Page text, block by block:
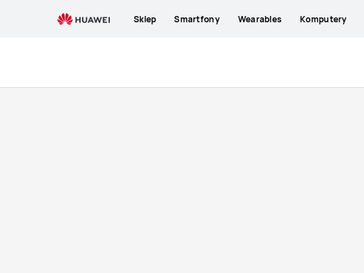
Słuchawki
FreeLace
Sklep Smartfony Wearables Komputery